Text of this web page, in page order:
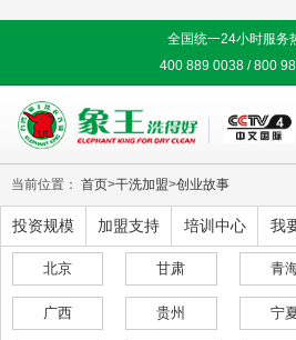
全国统一24小时服务
400 889 0038 / 800
当前位置： 首页>干洗加盟>创业故事
投资规模 加盟支持 培训中心 我
北京 甘肃 青
广西 贵州 宁